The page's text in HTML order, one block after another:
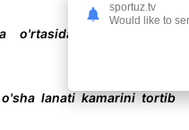
o'rtasidagi jang bekor
lanati kamarini tortib
sportuz.tv
Would like to